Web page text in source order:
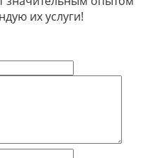
их услуги!